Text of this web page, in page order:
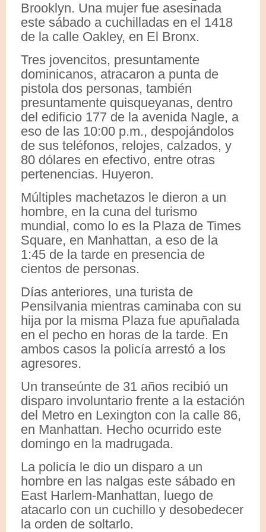
Brooklyn. Una mujer fue asesinada
este sábado a cuchilladas en el 1418
de la calle Oakley, en El Bronx.
Tres jovencitos, presuntamente
dominicanos, atracaron a punta de
pistola dos personas, también
presuntamente quisqueyanas, dentro
del edificio 177 de la avenida Nagle, a
eso de las 10:00 p.m., despojándolos
de sus teléfonos, relojes, calzados, y
80 dólares en efectivo, entre otras
pertenencias. Huyeron.
Múltiples machetazos le dieron a un
hombre, en la cuna del turismo
mundial, como lo es la Plaza de Times
Square, en Manhattan, a eso de la
1:45 de la tarde en presencia de
cientos de personas.
Días anteriores, una turista de
Pensilvania mientras caminaba con su
hija por la misma Plaza fue apuñalada
en el pecho en horas de la tarde. En
ambos casos la policía arrestó a los
agresores.
Un transeúnte de 31 años recibió un
disparo involuntario frente a la estación
del Metro en Lexington con la calle 86,
en Manhattan. Hecho ocurrido este
domingo en la madrugada.
La policía le dio un disparo a un
hombre en las nalgas este sábado en
East Harlem-Manhattan, luego de
atacarlo con un cuchillo y desobedecer
la orden de soltarlo.